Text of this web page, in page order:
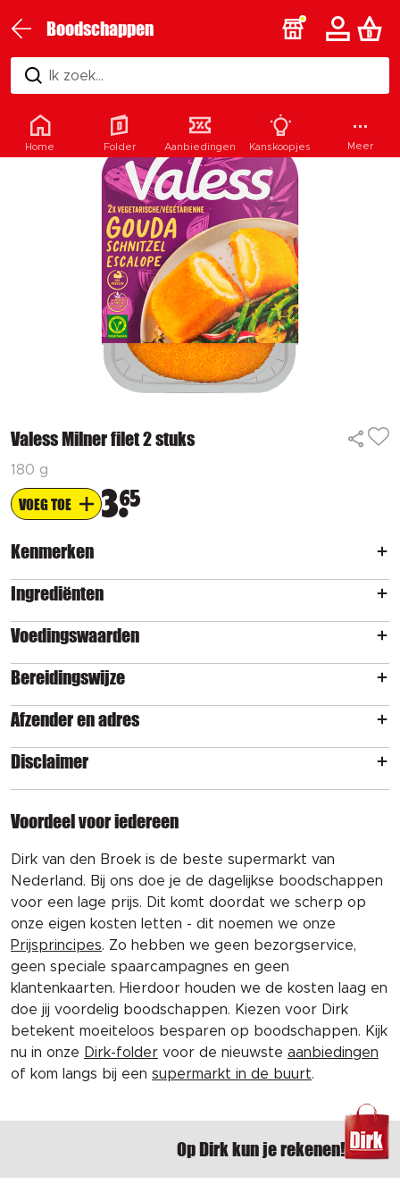
Boodschappen
Ik zoek...
Valess Milner filet 2 stuks
180 g
VOEG TOE 365
Kenmerken
Ingrediënten
Voedingswaarden
Bereidingswijze
Afzender en adres
Disclaimer
Voordeel voor iedereen
Dirk van den Broek is de beste supermarkt van
Nederland. Bij ons doe je de dagelijkse boodschappen
voor een lage prijs. Dit komt doordat we scherp op
onze eigen kosten letten - dit noemen we onze
Prijsprincipes. Zo hebben we geen bezorgservice,
geen speciale spaarcampagnes en geen
klantenkaarten. Hierdoor houden we de kosten laag en
doe jij voordelig boodschappen. Kiezen voor Dirk
betekent moeiteloos besparen op boodschappen. Kijk
nu in onze Dirk-folder voor de nieuwste aanbiedingen
of kom langs bij een supermarkt in de buurt.
Op Dirk kun je rekenen!
Home Folder Aanbiedingen Kanskoopjes Meer